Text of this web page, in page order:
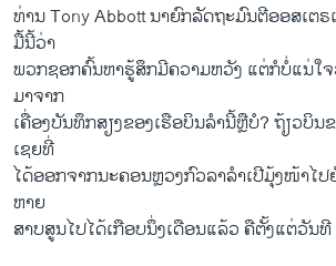
ທ່ານ Tony Abbott ນາຍົກລັດຖະມົນຕີອອສ​ເຕ
ມື້​ນີ້ວ່າ
ພວກ​ຊອກ​ຄົ້ນຫາ​ຮູ້ສຶກມີຄວາມ​ຫວັງ ​ແຕ່​ກໍ​ບໍ່ແນ່​ໃ
ມາ​ຈາກ​
ເຄື່ອງ​ບັນທຶກ​ສຽງຂອງ​ເຮືອບິນ​ລຳ​ນີ້​ຫຼື​ບໍ? ຖ້ຽວ​ບິນ​
ເຊຍທີ່
ໄດ້​ອອກ​ຈາກ​ນະຄອນຫຼວງ​ກົວ​ລາ​ລຳ​ເປີມຸ້ງ​ໜ້າ​ໄ
ຫາຍ
ສາບ​ສູນ​ໄປໄດ້​ເກືອບ​ນຶ່ງ​ເດືອນ​ແລ້ວ ຄື​ຕັ້ງ​ແຕ່​ວັນ​